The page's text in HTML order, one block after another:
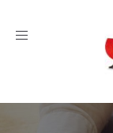
Toggle